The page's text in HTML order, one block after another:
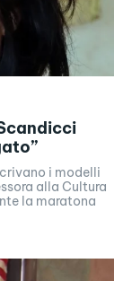
i modelli
alla Cultura